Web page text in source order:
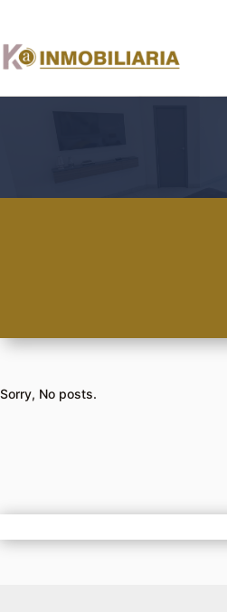
Sorry, No posts.